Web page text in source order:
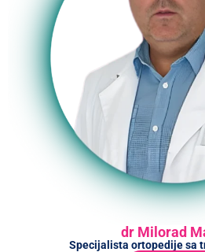
dr Milorad
Specijalista ortopedije sa